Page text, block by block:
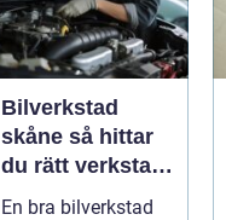
Bilverkstad
skåne så hittar
du rätt verkstad
för din bil
En bra bilverkstad